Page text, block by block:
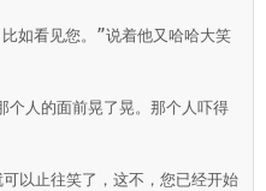
如看见您。”说着他又哈哈大笑